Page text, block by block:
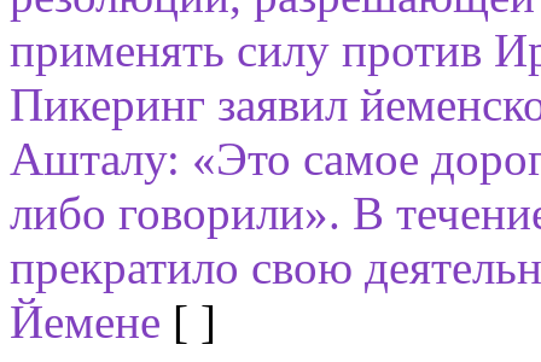
применять силу против
Пикеринг заявил
Ашталу: «Это самое
либо говорили». В
прекратило свою
Йемене [ ]